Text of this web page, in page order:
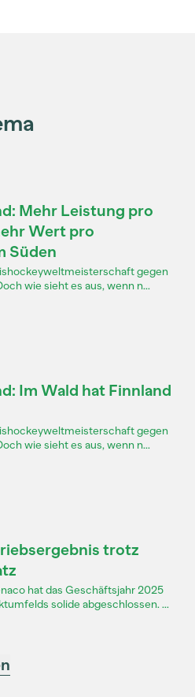
Mehr Leistung pro
Wert pro
Süden
gegen
wie sieht es aus, wenn n...
Im Wald hat Finnland
gegen
wie sieht es aus, wenn n...
trotz
hat das Geschäftsjahr 2025
solide abgeschlossen. ...